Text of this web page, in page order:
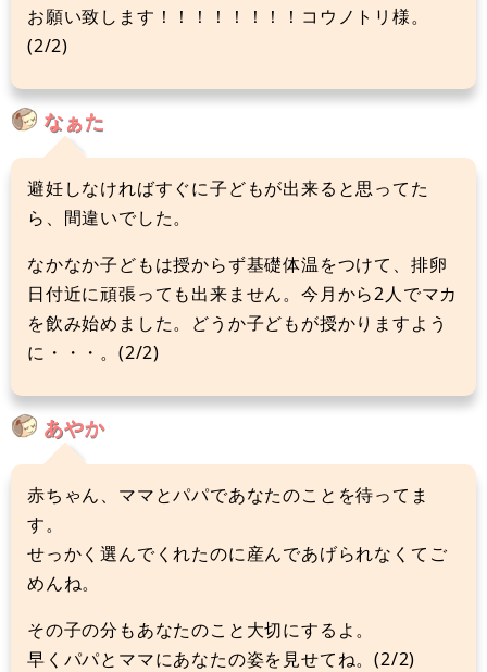
お願い致します！！！！！！！！コウノトリ様。
(2/2)
なぁた
避妊しなければすぐに子どもが出来ると思ってた
ら、間違いでした。
なかなか子どもは授からず基礎体温をつけて、排卵
日付近に頑張っても出来ません。今月から2人でマカ
を飲み始めました。どうか子どもが授かりますよう
に・・・。(2/2)
あやか
赤ちゃん、ママとパパであなたのことを待ってま
す。
せっかく選んでくれたのに産んであげられなくてご
めんね。
その子の分もあなたのこと大切にするよ。
早くパパとママにあなたの姿を見せてね。(2/2)